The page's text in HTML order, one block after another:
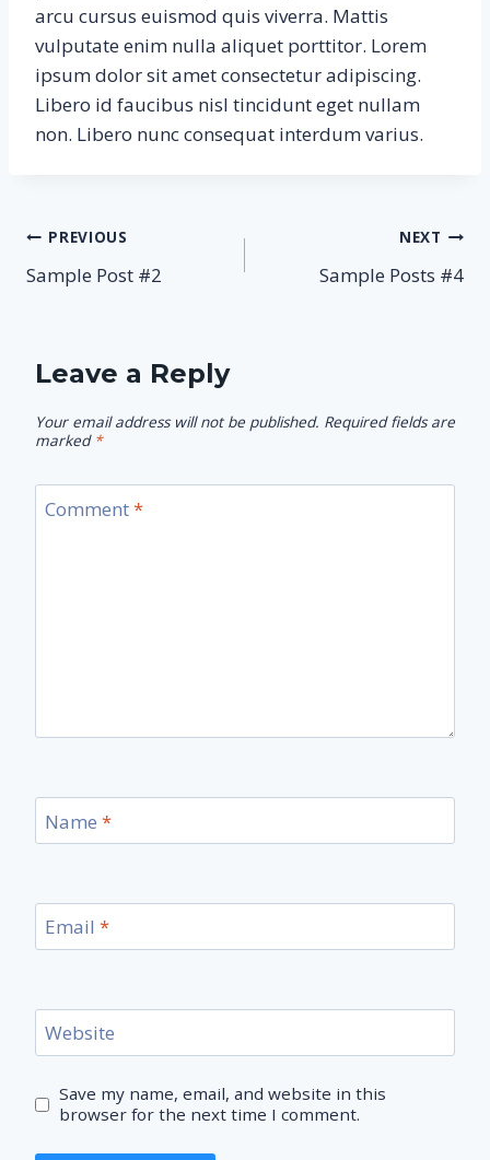
arcu cursus euismod quis viverra. Mattis
vulputate enim nulla aliquet porttitor. Lorem
ipsum dolor sit amet consectetur adipiscing.
Libero id faucibus nisl tincidunt eget nullam
non. Libero nunc consequat interdum varius.
Post
navigation
PREVIOUS
Sample Post #2
NEXT
Sample Posts #4
Leave a Reply
Your email address will not be published. Required fields are
marked *
Comment*
Name *
Email *
Website
Save my name, email, and website in this
browser for the next time I comment.